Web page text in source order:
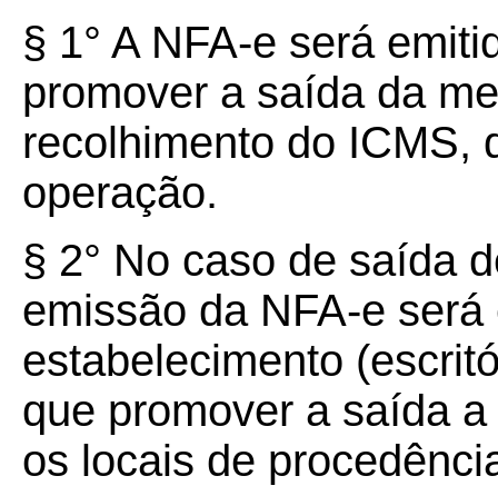
§ 1° A NFA-e será
promover a saída da
recolhimento do ICMS,
operação.
§ 2° No caso de saída
emissão da NFA-e
estabelecimento
que promover a saída
os locais de